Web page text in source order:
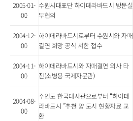
2005-01-
00
수원시대표단 하이데라바드시 방문실
무협의
2004-12-
00
하이데라바드시로부터 수원시와 자매
결연 희망 공식 서한 접수
2004-11-
00
하이데라바드시와 자매결연 의사 타
진(소병용 국제자문관)
2004-08-
00
주인도 한국대사관으로부터 “하이데
라바드시 ”추천 양 도시 현황자료 교
환